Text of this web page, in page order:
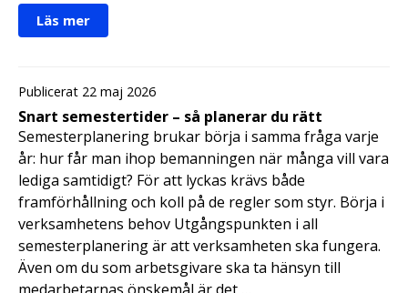
Läs mer
Publicerat 22 maj 2026
Snart semestertider – så planerar du rätt
Semesterplanering brukar börja i samma fråga varje
år: hur får man ihop bemanningen när många vill vara
lediga samtidigt? För att lyckas krävs både
framförhållning och koll på de regler som styr. Börja i
verksamhetens behov Utgångspunkten i all
semesterplanering är att verksamheten ska fungera.
Även om du som arbetsgivare ska ta hänsyn till